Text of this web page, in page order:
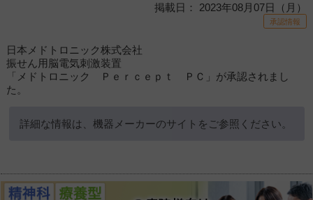
掲載日： 2023年08月07日（月）
承認情報
日本メドトロニック株式会社
振せん用脳電気刺激装置
「メドトロニック Ｐｅｒｃｅｐｔ ＰＣ」が承認されまし
た。
詳細な情報は、機器メーカーのサイトをご参照ください。